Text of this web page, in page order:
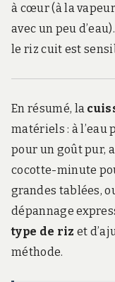
à cœur (à la
avec un peu
le riz cuit est
En résumé, la
matériels : à l’eau
pour un goût pur,
cocotte-minute
grandes tablées,
dépannage
type de riz et
méthode.